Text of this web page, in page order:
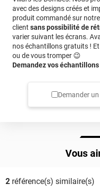
avec des designs créés et
produit commandé sur
client sans possibilité de
varier suivant les écrans.
nos échantillons gratuits !
ou de vous tromper 😉
Demandez vos
Demander
Vous
2référence(s) similaire(s)